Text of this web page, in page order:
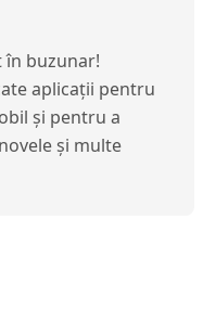
buzunar!
aplicații pentru
și pentru a
și multe